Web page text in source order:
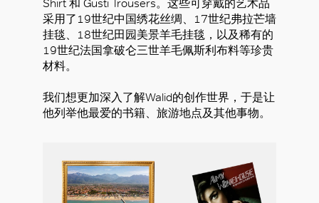
Shirt 和 Gusti Trousers。这些可穿戴的艺术品
采用了19世纪中国绣花丝绸、17世纪弗拉芒墙
挂毯、18世纪田园美景羊毛挂毯，以及稀有的
19世纪法国拿破仑三世羊毛佩斯利布料等珍贵
材料。
我们想更加深入了解Walid的创作世界，于是让
他列举他最爱的书籍、旅游地点及其他事物。
好